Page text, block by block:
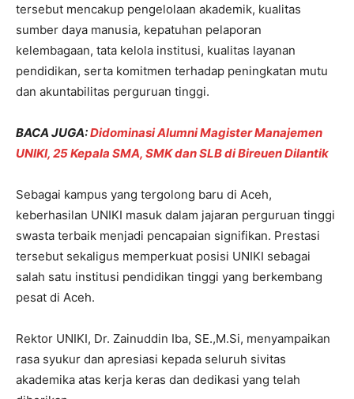
tersebut mencakup pengelolaan akademik, kualitas
sumber daya manusia, kepatuhan pelaporan
kelembagaan, tata kelola institusi, kualitas layanan
pendidikan, serta komitmen terhadap peningkatan mutu
dan akuntabilitas perguruan tinggi.
BACA JUGA:Didominasi Alumni Magister Manajemen
UNIKI, 25 Kepala SMA, SMK dan SLB di Bireuen Dilantik
Sebagai kampus yang tergolong baru di Aceh,
keberhasilan UNIKI masuk dalam jajaran perguruan tinggi
swasta terbaik menjadi pencapaian signifikan. Prestasi
tersebut sekaligus memperkuat posisi UNIKI sebagai
salah satu institusi pendidikan tinggi yang berkembang
pesat di Aceh.
Rektor UNIKI, Dr. Zainuddin Iba, SE.,M.Si, menyampaikan
rasa syukur dan apresiasi kepada seluruh sivitas
akademika atas kerja keras dan dedikasi yang telah